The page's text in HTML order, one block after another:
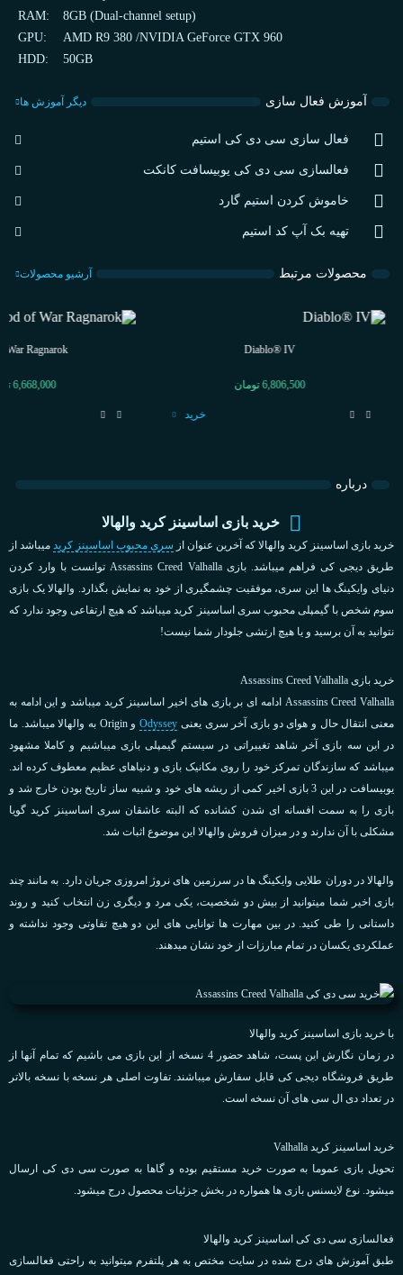
RAM:
8GB (Dual-channel setup)
GPU:
AMD R9 380 /NVIDIA GeForce GTX 960
HDD:
50GB
آموزش فعال سازی دیگر آموزش ها
فعال سازی سی دی کی استیم
فعالسازی سی دی کی یوبیسافت کانکت
خاموش کردن استیم گارد
تهیه بک آپ کد استیم
محصولات مرتبط آرشیو محصولات
Diablo® IV
6,806,500 تومان
خرید
War Ragnarok
6,668,000
درباره
خرید بازی اساسینز کرید والهالا
خرید بازی اساسینز کرید والهالا که آخرین عنوان از سری محبوب اساسینز کرید میباشد از
طریق دیجی کی فراهم میباشد. بازی Assassins Creed Valhalla توانست با وارد کردن
دنیای وایکینگ ها این سری، موفقیت چشمگیری از خود به نمایش بگذارد. والهالا یک بازی
سوم شخص با گیمپلی محبوب سری اساسینز کرید میباشد که هیچ ارتفاعی وجود ندارد که
نتوانید به آن برسید و یا هیچ ارتشی جلودار شما نیست!
خرید بازی Assassins Creed Valhalla
Assassins Creed Valhalla ادامه ای بر بازی های اخیر اساسینز کرید میباشد و این ادامه به
معنی انتقال حال و هوای دو بازی آخر سری یعنی Odyssey
و Origin به والهالا میباشد. ما
در این سه بازی آخر شاهد تغییراتی در سیستم گیمپلی بازی میباشیم و کاملا مشهود
میباشد که سازندگان تمرکز خود را روی مکانیک بازی و دنیاهای عظیم معطوف کرده اند.
یوبیسافت در این 3 بازی اخیر کمی از ریشه های خود و شبیه ساز تاریخ بودن خارج شد و
بازی را به سمت افسانه ای شدن کشانده که البته عاشقان سری اساسینز کرید گویا
مشکلی با آن ندارند و در میزان فروش والهالا این موضوع اثبات شد.
والهالا در دوران طلایی وایکینگ ها در سرزمین های نروژ امروزی جریان دارد. به مانند چند
بازی اخیر شما میتوانید از بیش دو شخصیت، یکی مرد و دیگری زن انتخاب کنید و روند
داستانی را طی کنید. در بین مهارت ها توانایی های این دو هیچ تفاوتی وجود نداشته و
عملکردی یکسان در تمام مبارزات از خود نشان میدهند.
با خرید بازی اساسینز کرید والهالا
در زمان نگارش این پست، شاهد حضور 4 نسخه از این بازی می باشیم که تمام آنها از
طریق فروشگاه دیجی کی قابل سفارش میباشند. تفاوت اصلی هر نسخه با نسخه بالاتر
در تعداد دی ال سی های آن نسخه است.
خرید اساسینز کرید Valhalla
تحویل بازی عموما به صورت خرید مستقیم بوده و گاها به صورت سی دی کی ارسال
میشود. نوع لایسنس بازی ها همواره در بخش جزئیات محصول درج میشود.
فعالسازی سی دی کی اساسینز کرید والهالا
طبق آموزش های درج شده در سایت مختص به هر پلتفرم میتوانید به راحتی فعالسازی